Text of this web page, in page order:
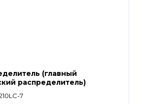
(главный
распределитель)
7